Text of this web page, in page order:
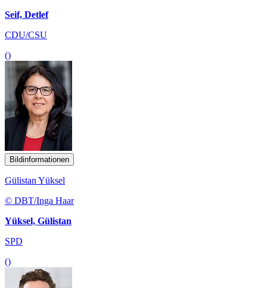
Seif, Detlef
CDU/CSU
()
Bildinformationen
Gülistan Yüksel
© DBT/Inga Haar
Yüksel, Gülistan
SPD
()